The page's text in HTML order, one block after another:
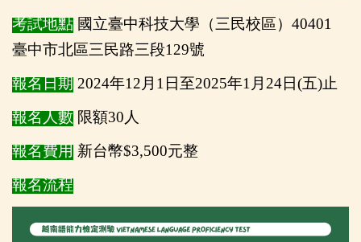
考試地點 國立臺中科技大學（三民校區）40401
臺中市北區三民路三段129號
報名日期 2024年12月1日至2025年1月24日(五)止
報名人數 限額30人
報名費用 新台幣$3,500元整
報名流程